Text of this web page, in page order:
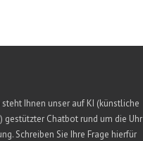
steht Ihnen unser auf KI (künstliche
gestützter Chatbot rund um die Uhr
Schreiben Sie Ihre Frage hierfür